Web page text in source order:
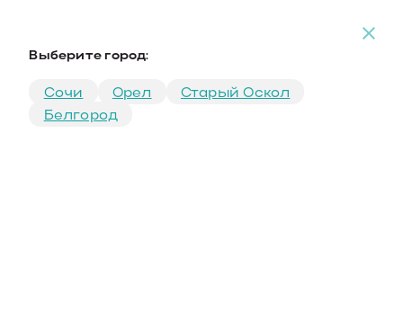
Выберите город:
Сочи Орел
Старый Оскол
Белгород